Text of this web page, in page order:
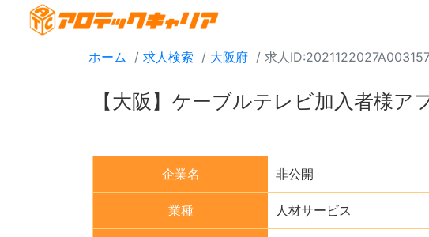
ホーム 求人検索 大阪府 求人
【大阪】ケーブルテレビ加入者様ア
企業名 非公開
業種 人材サービス